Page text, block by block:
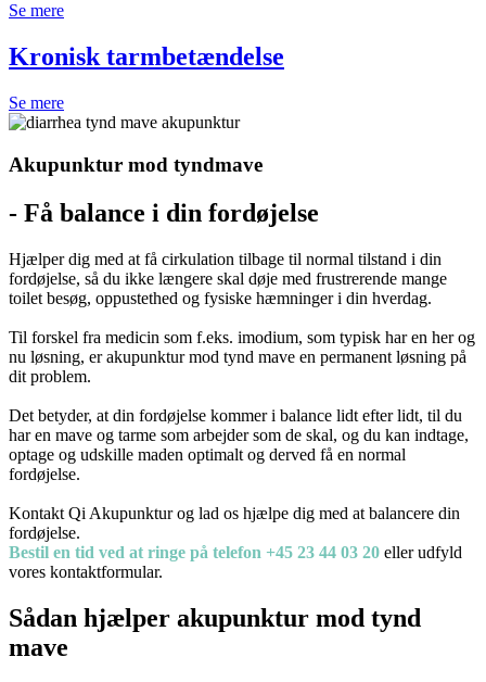
Se mere
Kronisk tarmbetændelse
Se mere
Akupunktur mod tyndmave
- Få balance i din fordøjelse
Hjælper dig med at få cirkulation tilbage til normal tilstand i din
fordøjelse, så du ikke længere skal døje med frustrerende mange
toilet besøg, oppustethed og fysiske hæmninger i din hverdag.
Til forskel fra medicin som f.eks. imodium, som typisk har en her og
nu løsning, er akupunktur mod tynd mave en permanent løsning på
dit problem.
Det betyder, at din fordøjelse kommer i balance lidt efter lidt, til du
har en mave og tarme som arbejder som de skal, og du kan indtage,
optage og udskille maden optimalt og derved få en normal
fordøjelse.
Kontakt Qi Akupunktur og lad os hjælpe dig med at balancere din
fordøjelse.
Bestil en tid ved at ringe på telefon +45 23 44 03 20 eller udfyld
vores kontaktformular.
Sådan hjælper akupunktur mod tynd
mave